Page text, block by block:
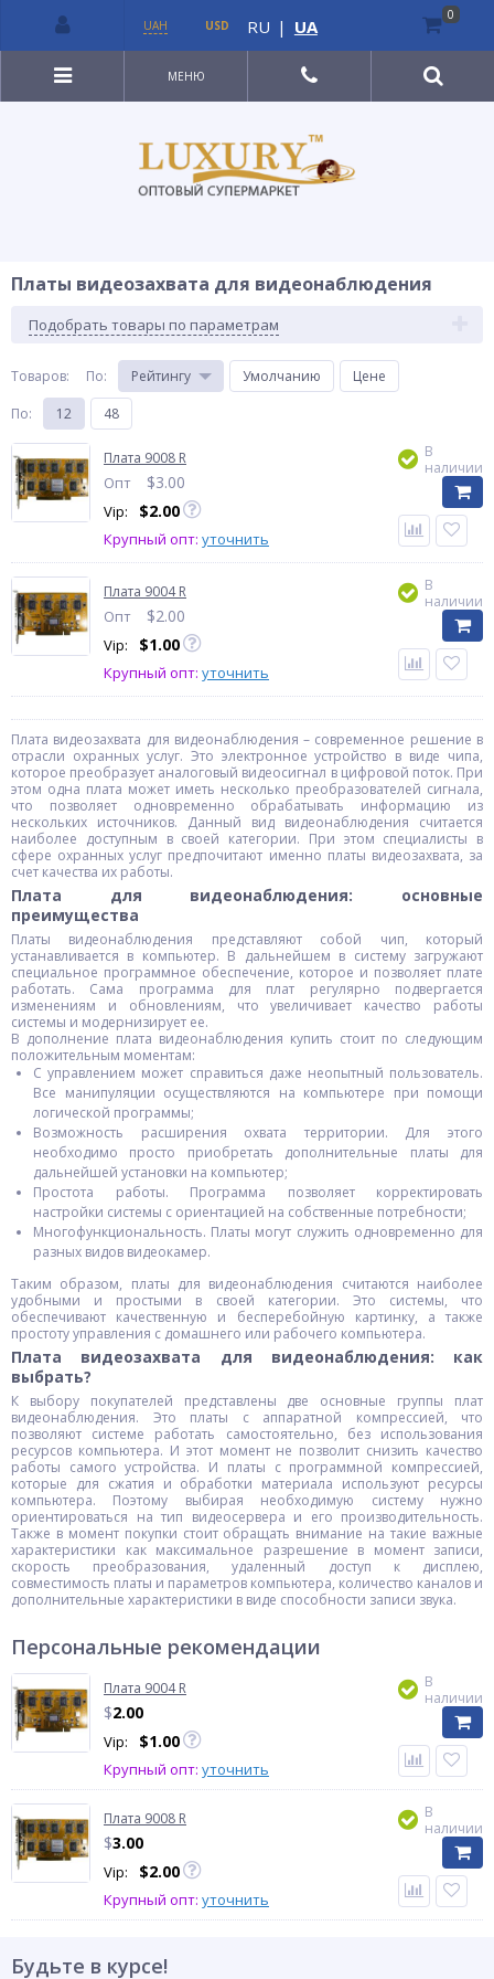
МЕНЮ
Платы видеозахвата для видеонаблюдения
Подобрать товары по параметрам
Товаров: По: Рейтингу Умолчанию
Цене
По: 12 48
Плата 9008 R
Опт $3.00
Vip: $2.00
Крупный опт: уточнить
В
наличии
Плата 9004 R
Опт $2.00
Vip: $1.00
Крупный опт: уточнить
В
наличии
Плата видеозахвата для видеонаблюдения – современное решение в
отрасли охранных услуг. Это электронное устройство в виде чипа,
которое преобразует аналоговый видеосигнал в цифровой поток. При
этом одна плата может иметь несколько преобразователей сигнала,
что позволяет одновременно обрабатывать информацию из
нескольких источников. Данный вид видеонаблюдения считается
наиболее доступным в своей категории. При этом специалисты в
сфере охранных услуг предпочитают именно платы видеозахвата, за
счет качества их работы.
Плата для видеонаблюдения: основные
преимущества
Платы видеонаблюдения представляют собой чип, который
устанавливается в компьютер. В дальнейшем в систему загружают
специальное программное обеспечение, которое и позволяет плате
работать. Сама программа для плат регулярно подвергается
изменениям и обновлениям, что увеличивает качество работы
системы и модернизирует ее.
В дополнение плата видеонаблюдения купить стоит по следующим
положительным моментам:
С управлением может справиться даже неопытный пользователь.
Все манипуляции осуществляются на компьютере при помощи
логической программы;
Возможность расширения охвата территории. Для этого
необходимо просто приобретать дополнительные платы для
дальнейшей установки на компьютер;
Простота работы. Программа позволяет корректировать
настройки системы с ориентацией на собственные потребности;
Многофункциональность. Платы могут служить одновременно для
разных видов видеокамер.
Таким образом, платы для видеонаблюдения считаются наиболее
удобными и простыми в своей категории. Это системы, что
обеспечивают качественную и бесперебойную картинку, а также
простоту управления с домашнего или рабочего компьютера.
Плата видеозахвата для видеонаблюдения: как
выбрать?
К выбору покупателей представлены две основные группы плат
видеонаблюдения. Это платы с аппаратной компрессией, что
позволяют системе работать самостоятельно, без использования
ресурсов компьютера. И этот момент не позволит снизить качество
работы самого устройства. И платы с программной компрессией,
которые для сжатия и обработки материала используют ресурсы
компьютера. Поэтому выбирая необходимую систему нужно
ориентироваться на тип видеосервера и его производительность.
Также в момент покупки стоит обращать внимание на такие важные
характеристики как максимальное разрешение в момент записи,
скорость преобразования, удаленный доступ к дисплею,
совместимость платы и параметров компьютера, количество каналов и
дополнительные характеристики в виде способности записи звука.
Персональные рекомендации
Плата 9004 R
$2.00
Vip: $1.00
Крупный опт: уточнить
В
наличии
Плата 9008 R
$3.00
Vip: $2.00
Крупный опт: уточнить
В
наличии
Будьте в курсе!
UAH USD RU | UA
0